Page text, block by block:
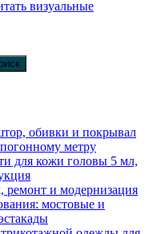
визуальные
обивки и покрывал
метру
для кожи головы 5 мл,
ремонт и модернизация
мостовые и